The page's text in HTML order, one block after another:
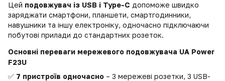
Цей подовжувач із USB і Type-C допоможе швидко
заряджати смартфони, планшети, смартгодинники,
навушники та іншу електроніку, одночасно підключаючи
побутові прилади до стандартних розеток.
Основні переваги мережевого подовжувача UA Power
F23U
✅ 7 пристроїв одночасно – 3 мережеві розетки, 3 USB-